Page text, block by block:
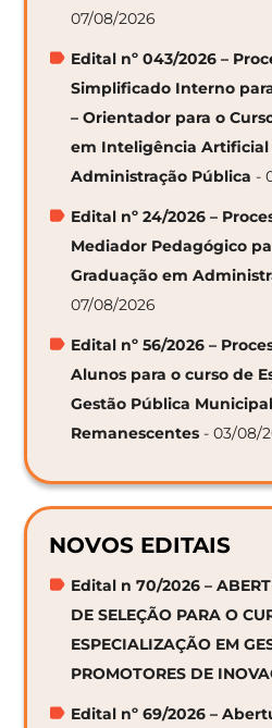
07/08/2026
Edital nº 043/2026 –
Simplificado Interno
– Orientador para o
em Inteligência Artificial
Administração Pública -
Edital nº 24/2026 –
Mediador Pedagógico
Graduação em
07/08/2026
Edital nº 56/2026 –
Alunos para o curso de
Gestão Pública
Remanescentes - 03/08/
NOVOS EDITAIS
Edital n 70/2026 –
DE SELEÇÃO PARA O
ESPECIALIZAÇÃO EM
PROMOTORES DE
Edital nº 69/2026 –